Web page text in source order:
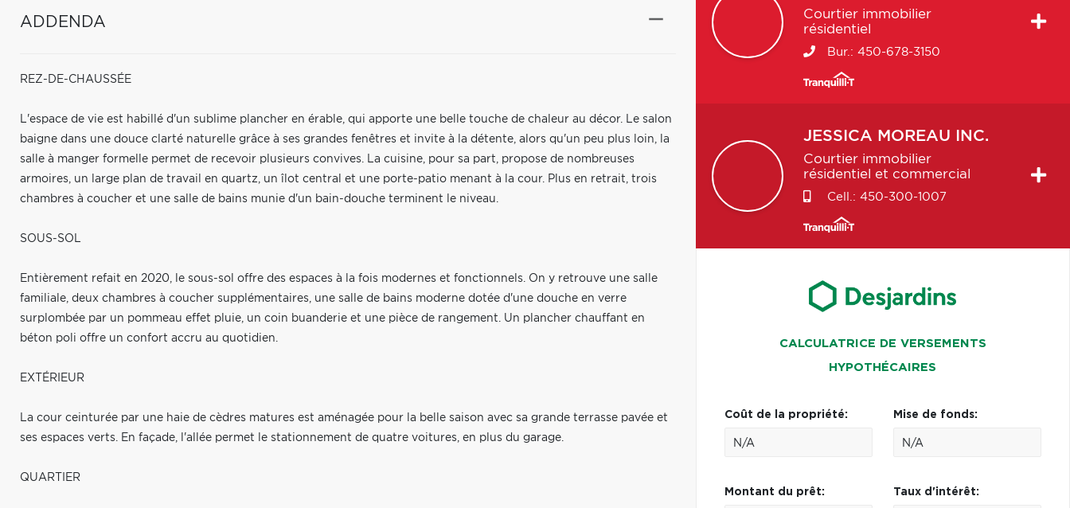
ADDENDA
REZ-DE-CHAUSSÉE
L'espace de vie est habillé d'un sublime plancher en érable, qui apporte une belle touche de chaleur au décor. Le salon
baigne dans une douce clarté naturelle grâce à ses grandes fenêtres et invite à la détente, alors qu'un peu plus loin, la
salle à manger formelle permet de recevoir plusieurs convives. La cuisine, pour sa part, propose de nombreuses
armoires, un large plan de travail en quartz, un îlot central et une porte-patio menant à la cour. Plus en retrait, trois
chambres à coucher et une salle de bains munie d'un bain-douche terminent le niveau.
SOUS-SOL
Entièrement refait en 2020, le sous-sol offre des espaces à la fois modernes et fonctionnels. On y retrouve une salle
familiale, deux chambres à coucher supplémentaires, une salle de bains moderne dotée d'une douche en verre
surplombée par un pommeau effet pluie, un coin buanderie et une pièce de rangement. Un plancher chauffant en
béton poli offre un confort accru au quotidien.
EXTÉRIEUR
La cour ceinturée par une haie de cèdres matures est aménagée pour la belle saison avec sa grande terrasse pavée et
ses espaces verts. En façade, l'allée permet le stationnement de quatre voitures, en plus du garage.
QUARTIER
Courtier immobilier
résidentiel
Bur.: 450-678-3150
JESSICA MOREAU INC.
Courtier immobilier
résidentiel et commercial
Cell.: 450-300-1007
CALCULATRICE DE VERSEMENTS
HYPOTHÉCAIRES
Coût de la propriété: Mise de fonds:
Montant du prêt: Taux d'intérêt: